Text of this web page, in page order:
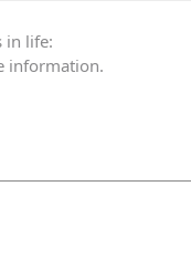
in life:
information.